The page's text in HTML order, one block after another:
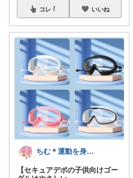
コレ いいね
ちむ＊運動を身近に、ハッピーに＊
【セキュアデポの子供向けゴー